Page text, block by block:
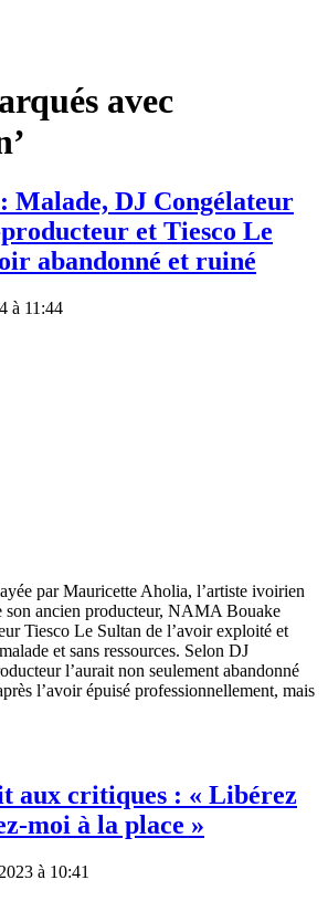
avec
Malade, DJ Congélateur
producteur et Tiesco Le
abandonné et ruiné
à 11:44
par Mauricette Aholia, l’artiste ivoirien
son ancien producteur, NAMA Bouake
Tiesco Le Sultan de l’avoir exploité et
et sans ressources. Selon DJ
l’aurait non seulement abandonné
l’avoir épuisé professionnellement, mais
aux critiques : « Libérez
moi à la place »
à 10:41